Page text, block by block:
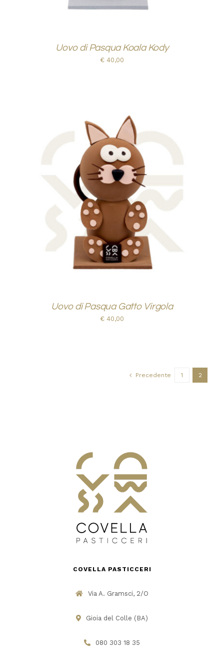
Uovo di Pasqua Koala Kody
€ 40,00
AGGIUNGI AL CARRELLO
DETTAGLI
Uovo di Pasqua Gatto Virgola
€ 40,00
Precedente 1 2
COVELLA PASTICCERI
Via A. Gramsci, 2/O
Gioia del Colle (BA)
080 303 18 35